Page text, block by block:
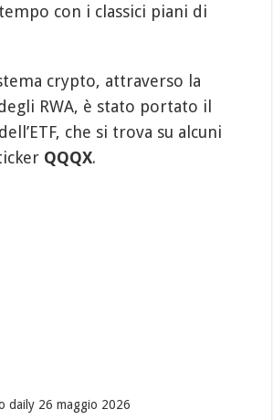
con i classici piani di
crypto, attraverso la
RWA, è stato portato il
che si trova su alcuni
QQQX.
daily 26 maggio 2026